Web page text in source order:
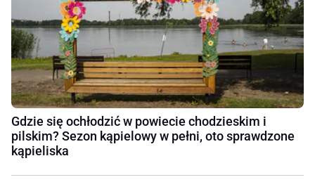
Gdzie się ochłodzić w powiecie chodzieskim i
pilskim? Sezon kąpielowy w pełni, oto sprawdzone
kąpieliska